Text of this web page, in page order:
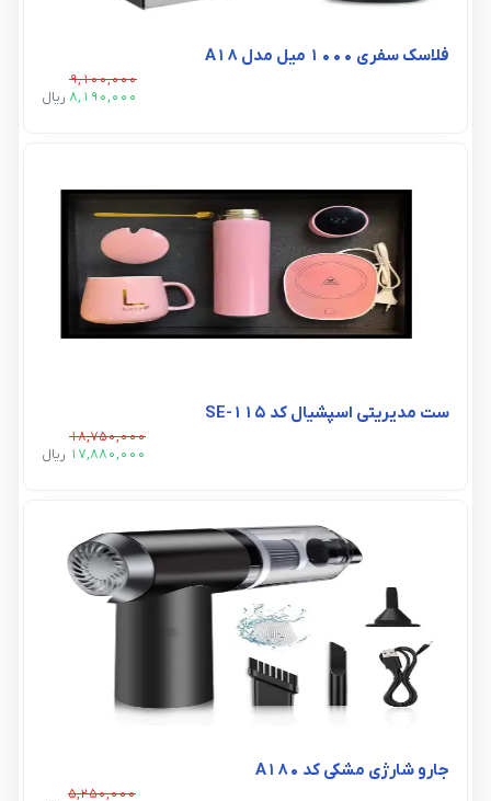
فلاسک سفری ۱۰۰۰ میل مدل A18
9,100,000
8,190,000 ريال
ست مدیریتی اسپشیال کد SE-115
18,750,000
17,880,000 ريال
جارو شارژی مشکی کد A180
5,250,000